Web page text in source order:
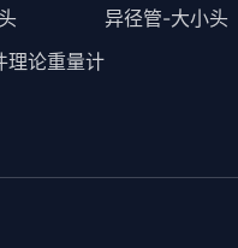
异径管-大小头
理论重量计